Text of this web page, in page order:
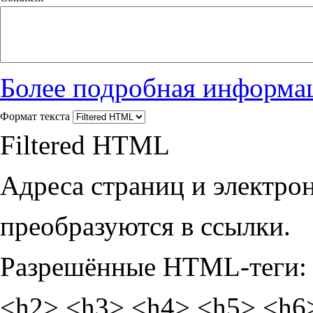
Более подробная
Формат текста
Filtered HTML
Адреса страниц и
преобразуются в ссылки.
Разрешённые HTML-